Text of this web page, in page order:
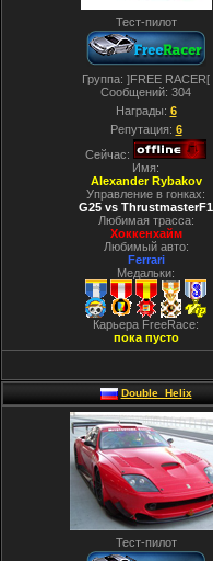
Тест-пилот
Группа: ]FREE RACER[
Сообщений: 304
Награды: 6
Репутация: 6
Сейчас:
Имя:
Alexander Rybakov
Управление в гонках:
G25 vs ThrustmasterF1
Любимая трасса:
Хоккенхайм
Любимый авто:
Ferrari
Медальки:
Карьера FreeRace:
пока пусто
Double_Helix
Тест-пилот